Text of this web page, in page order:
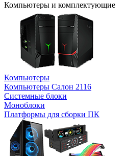
Компьютеры и комплектующие
Компьютеры
Компьютеры Салон 2116
Системные блоки
Моноблоки
Платформы для сборки ПК